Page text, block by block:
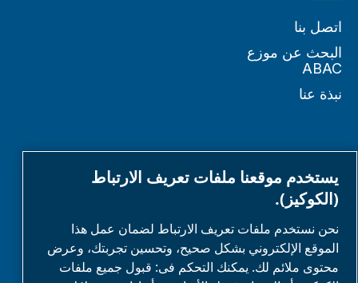
اتصل بنا
البحث عن موزع
ABAC
نبذة عنا
الشركاء
منطقة شريك العمل
E-Connect 2,0
بوابة الأعمال
يستخدم موقعنا ملفات تعريف الارتباط
(الكوكيز).
نحن نستخدم ملفات تعريف الارتباط لضمان عمل هذا
الموقع الإلكتروني بشكل صحيح، وتحسين تجربتك، وعرض
محتوى ملائم لك. يمكنك التحكم فى: قبول جميع ملفات